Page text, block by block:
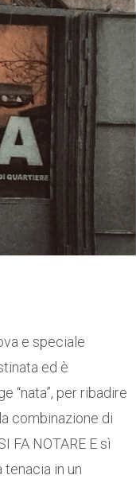
e speciale
ed è
“nata”, per ribadire
combinazione di
FA NOTARE E sì
in un